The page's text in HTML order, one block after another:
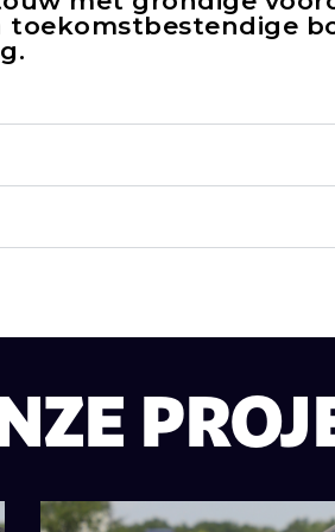
toekomstbestendige